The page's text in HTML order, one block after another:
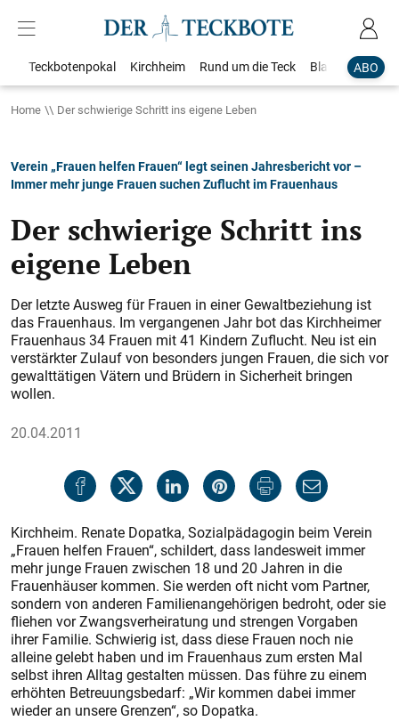
ABO
Teckbotenpokal Kirchheim Rund um die Teck Blaulicht
Home Der schwierige Schritt ins eigene Leben
Verein „Frauen helfen Frauen“ legt seinen Jahresbericht vor –
Immer mehr junge Frauen suchen Zuflucht im Frauenhaus
Der schwierige Schritt ins
eigene Leben
Der letzte Ausweg für Frauen in einer Gewaltbeziehung ist
das Frauenhaus. Im vergangenen Jahr bot das Kirchheimer
Frauenhaus 34 Frauen mit 41 Kindern Zuflucht. Neu ist ein
verstärkter Zulauf von besonders jungen Frauen, die sich vor
gewalttätigen Vätern und Brüdern in Sicherheit bringen
wollen.
20.04.2011
Kirchheim. Renate Dopatka, Sozialpädagogin beim Verein
„Frauen helfen Frauen“, schildert, dass landesweit immer
mehr junge Frauen zwischen 18 und 20 Jahren in die
Frauenhäuser kommen. Sie werden oft nicht vom Partner,
sondern von anderen Familienangehörigen bedroht, oder sie
fliehen vor Zwangsverheiratung und strengen Vorgaben
ihrer Familie. Schwierig ist, dass diese Frauen noch nie
alleine gelebt haben und im Frauenhaus zum ersten Mal
selbst ihren Alltag gestalten müssen. Das führe zu einem
erhöhten Betreuungsbedarf: „Wir kommen dabei immer
wieder an unsere Grenzen“, so Dopatka.